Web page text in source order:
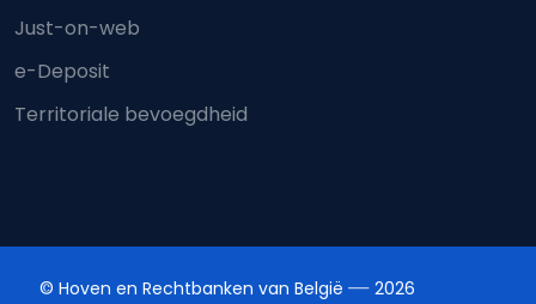
Just-on-web
e-Deposit
Territoriale bevoegdheid
© Hoven en Rechtbanken van België 2026